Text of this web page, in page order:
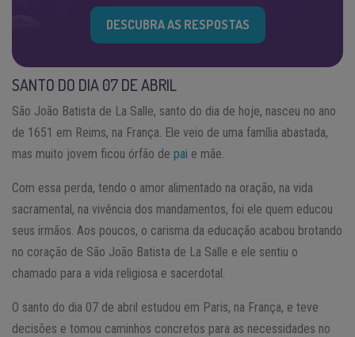
DESCUBRA AS RESPOSTAS
SANTO DO DIA 07 DE ABRIL
São João Batista de La Salle, santo do dia de hoje, nasceu no ano
de 1651 em Reims, na França. Ele veio de uma família abastada,
mas muito jovem ficou órfão de pai e mãe.
Com essa perda, tendo o amor alimentado na oração, na vida
sacramental, na vivência dos mandamentos, foi ele quem educou
seus irmãos. Aos poucos, o carisma da educação acabou brotando
no coração de São João Batista de La Salle e ele sentiu o
chamado para a vida religiosa e sacerdotal.
O santo do dia 07 de abril estudou em Paris, na França, e teve
decisões e tomou caminhos concretos para as necessidades no